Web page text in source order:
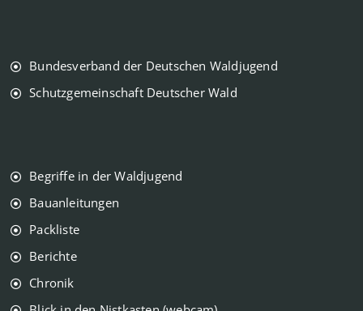
Bundesverband der Deutschen Waldjugend
Schutzgemeinschaft Deutscher Wald
Begriffe in der Waldjugend
Bauanleitungen
Packliste
Berichte
Chronik